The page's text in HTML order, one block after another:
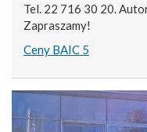
Tel. 22 716 30 20.
Zapraszamy!
Ceny BAIC 5